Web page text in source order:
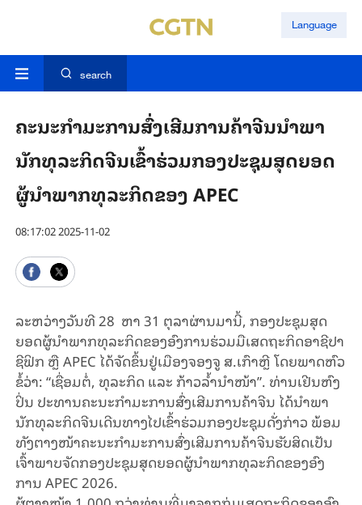
Language
search
ຄະນະກຳມະການສົ່ງເສີມການຄ້າຈີນນຳພາ
ນັກທຸລະກິດຈີນເຂົ້າຮ່ວມກອງປະຊຸມສຸດຍອດ
ຜູ້ນຳພາກທຸລະກິດຂອງ APEC
08:17:02 2025-11-02
ລ​ະ​ຫວ່າງວັນ​ທີ 28 ຫາ 31 ຕຸ​ລາ​ຜ່ານ​ມາ​ນີ້, ກອງ​ປະ​ຊຸມ​ສຸດ
ຍອດຜູ້​ນຳພາກທຸລະກິດຂອງ​ອົງ​ການ​ຮ່​ວມ​ມື​ເສດ​ຖະ​ກິດ​ອາ​ຊີ​ປາ​
ຊີ​ຟິກ ຫຼື APEC ໄດ້​ຈັດ​ຂຶ້ນ​ຢູ່​ເມືອງຈອງ​ຈູ ສ.ເກົາຫຼີ ໂດຍພາດ​ຫົວ​
ຂໍ້​ວ່າ: “ເຊື່ອມ​ຕໍ່, ທຸ​ລະ​ກິດ ແລະ ກ້າວລ້ຳນຳໜ້າ”. ທ່ານ​ເຢີນ​ຫົງ​
ປິ່ນ ປະ​ທານຄະ​ນະ​ກຳ​ມະ​ການ​ສົ່ງ​ເສີມ​ການ​ຄ້າ​ຈີນ ໄດ້​ນຳ​ພາ​
ນັກທຸລ​ະ​ກິດ​ຈີນ​ເດີນ​ທາງ​ໄປ​ເຂົ້າ​ຮ່​ວມກອງ​ປະ​ຊຸມ​ດັ່ງ​ກ່າວ ພ້ອມ​
ທັງ​ຕາງ​ໜ້າຄະ​ນະ​ກຳ​ມະ​ການ​ສົ່ງ​ເສີມ​ການ​ຄ້າ​ຈີນ​ຮັບ​ສິດ​ເປັນ​
ເຈົ້າ​ພາບ​ຈັດກອງ​ປະ​ຊຸມ​ສຸດຍອດຜູ້ນຳພາກທຸລະກິດຂອງ​ອົງ​
ການ APEC 2026.